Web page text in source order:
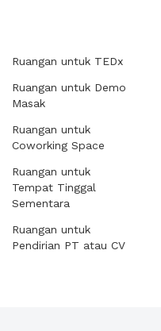
Ruangan untuk TEDx
Ruangan untuk Demo
Masak
Ruangan untuk
Coworking Space
Ruangan untuk
Tempat Tinggal
Sementara
Ruangan untuk
Pendirian PT atau CV